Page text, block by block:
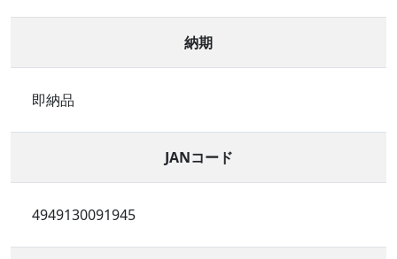
納期
即納品
JANコード
4949130091945